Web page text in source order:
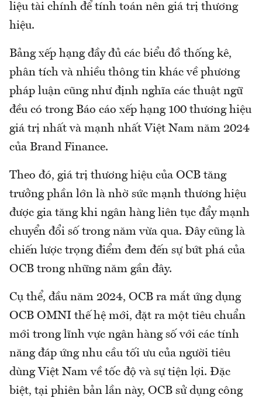
liệu tài chính để tính toán nên giá trị thương
hiệu.
Bảng xếp hạng đầy đủ các biểu đồ thống kê,
phân tích và nhiều thông tin khác về phương
pháp luận cũng như định nghĩa các thuật ngữ
đều có trong Báo cáo xếp hạng 100 thương hiệu
giá trị nhất và mạnh nhất Việt Nam năm 2024
của Brand Finance.
Theo đó, giá trị thương hiệu của OCB tăng
trưởng phần lớn là nhờ sức mạnh thương hiệu
được gia tăng khi ngân hàng liên tục đẩy mạnh
chuyển đổi số trong năm vừa qua. Đây cũng là
chiến lược trọng điểm đem đến sự bứt phá của
OCB trong những năm gần đây.
Cụ thể, đầu năm 2024, OCB ra mắt ứng dụng
OCB OMNI thế hệ mới, đặt ra một tiêu chuẩn
mới trong lĩnh vực ngân hàng số với các tính
năng đáp ứng nhu cầu tối ưu của người tiêu
dùng Việt Nam về tốc độ và sự tiện lợi. Đặc
biệt, tại phiên bản lần này, OCB sử dụng công